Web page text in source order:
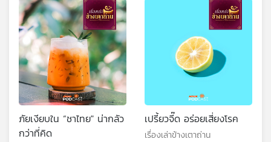
ภัยเงียบใน “ชาไทย" น่ากลัว
กว่าที่คิด
เปรี้ยวจี๊ด อร่อยเสี่ยงโรค
เรื่องเล่าข้างเตาถ่าน